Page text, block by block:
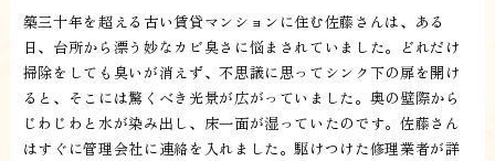
築三十年を超える古い賃貸マンションに住む佐藤さんは、ある
日、台所から漂う妙なカビ臭さに悩まされていました。どれだけ
掃除をしても臭いが消えず、不思議に思ってシンク下の扉を開け
ると、そこには驚くべき光景が広がっていました。奥の壁際から
じわじわと水が染み出し、床一面が湿っていたのです。佐藤さん
はすぐに管理会社に連絡を入れました。駆けつけた修理業者が詳